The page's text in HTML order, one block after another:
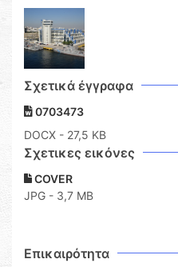
Σχετικά έγγραφα
0703473
DOCX - 27,5 KB
Σχετικες εικόνες
COVER
JPG - 3,7 MB
Επικαιρότητα